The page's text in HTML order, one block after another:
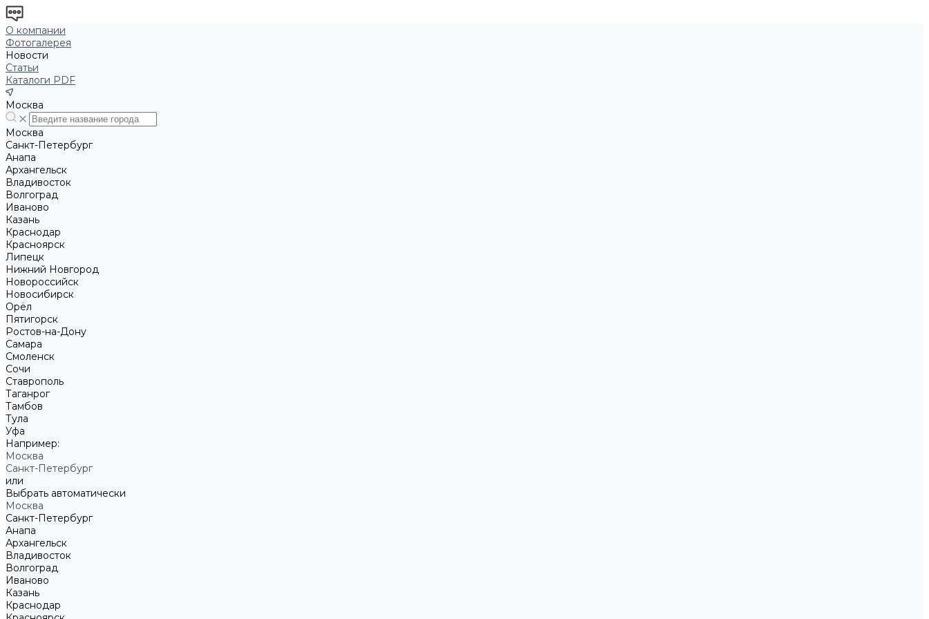
О компании
Фотогалерея
Новости
Статьи
Каталоги PDF
Москва
Москва
Санкт-Петербург
Анапа
Архангельск
Владивосток
Волгоград
Иваново
Казань
Краснодар
Красноярск
Липецк
Нижний Новгород
Новороссийск
Новосибирск
Орёл
Пятигорск
Ростов-на-Дону
Самара
Смоленск
Сочи
Ставрополь
Таганрог
Тамбов
Тула
Уфа
Например:
Москва
Санкт-Петербург
или
Выбрать автоматически
Москва
Санкт-Петербург
Анапа
Архангельск
Владивосток
Волгоград
Иваново
Казань
Краснодар